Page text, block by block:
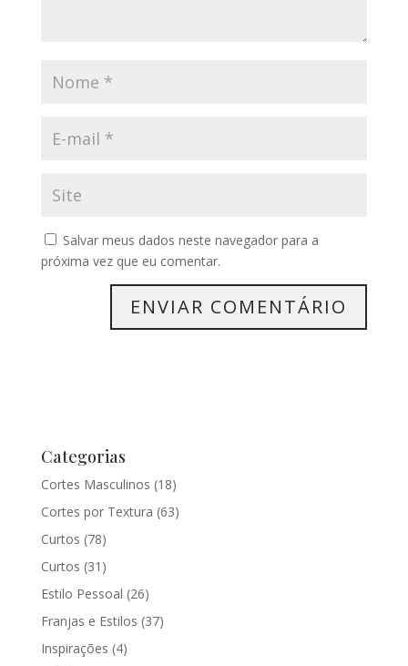
Salvar meus dados neste navegador para a
próxima vez que eu comentar.
Categorias
Cortes Masculinos (18)
Cortes por Textura (63)
Curtos (78)
Curtos (31)
Estilo Pessoal (26)
Franjas e Estilos (37)
Inspirações (4)